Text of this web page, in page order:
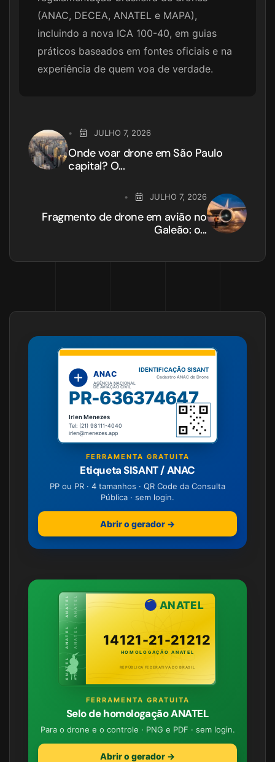
(ANAC, DECEA, ANATEL e MAPA),
incluindo a nova ICA 100-40, em guias
práticos baseados em fontes oficiais e na
experiência de quem voa de verdade.
JULHO 7, 2026
Onde voar drone em São Paulo
capital? O...
JULHO 7, 2026
Fragmento de drone em avião no
Galeão: o...
ANAC
AGÊNCIA NACIONAL
DE AVIAÇÃO CIVIL
IDENTIFICAÇÃO SISANT
Cadastro ANAC de Drone
PR-636374647
Irlen Menezes
Tel: (21) 98111-4040
irlen@menezes.app
FERRAMENTA GRATUITA
Etiqueta SISANT / ANAC
PP ou PR · 4 tamanhos · QR Code da Consulta
Pública · sem login.
Abrir o gerador →
ANATEL · ANATEL · ANATELANATEL · ANATEL · ANATEL ANATEL
14121-21-21212
HOMOLOGAÇÃO ANATEL
REPÚBLICA FEDERATIVA DO BRASIL
FERRAMENTA GRATUITA
Selo de homologação ANATEL
Para o drone e o controle · PNG e PDF · sem login.
Abrir o gerador →